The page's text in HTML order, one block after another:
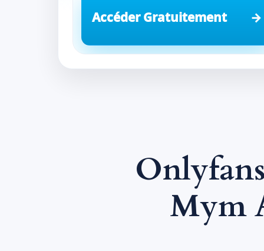
Accéder Gratuitement
Mym